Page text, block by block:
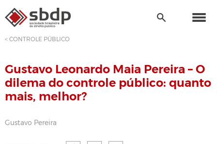
< CONTROLE PÚBLICO
Gustavo Leonardo Maia Pereira – O
dilema do controle público: quanto
mais, melhor?
Gustavo Pereira